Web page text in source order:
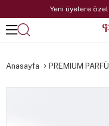
Yeni üyelere
Anasayfa PREMIUM